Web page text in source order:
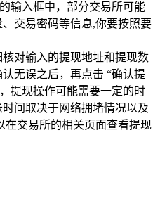
输入框中，部分交易所可能
交易密码等信息,你要按照要
对输入的提现地址和提现数
无误之后，再点击 “确认提
提现操作可能需要一定的时
间取决于网络拥堵情况以及
在交易所的相关页面查看提现